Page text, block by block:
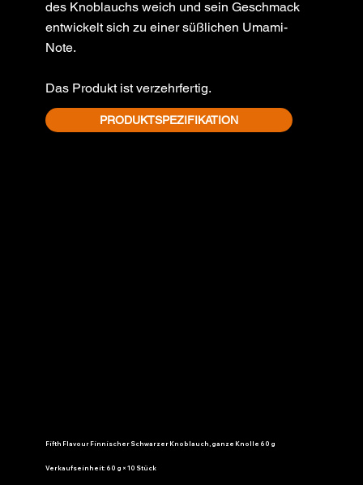
des Knoblauchs weich und sein Geschmack
entwickelt sich zu einer süßlichen Umami-
Note.
Das Produkt ist verzehrfertig.
PRODUKTSPEZIFIKATION
Fifth Flavour Finnischer Schwarzer Knoblauch, ganze Knolle 60 g
Verkaufseinheit: 60 g × 10 Stück